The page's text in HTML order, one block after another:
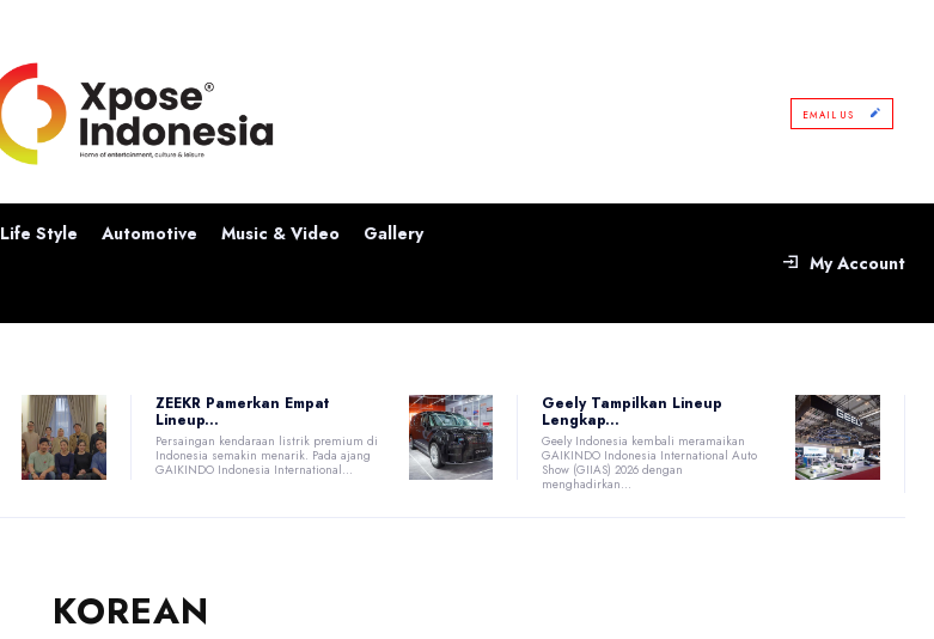
EMAIL US
Life Style Automotive Music & Video Gallery
My Account
ZEEKR Pamerkan Empat
Lineup...
Persaingan kendaraan listrik premium di
Indonesia semakin menarik. Pada ajang
GAIKINDO Indonesia International...
Geely Tampilkan Lineup
Lengkap...
Geely Indonesia kembali meramaikan
GAIKINDO Indonesia International Auto
Show (GIIAS) 2026 dengan
menghadirkan...
KOREAN